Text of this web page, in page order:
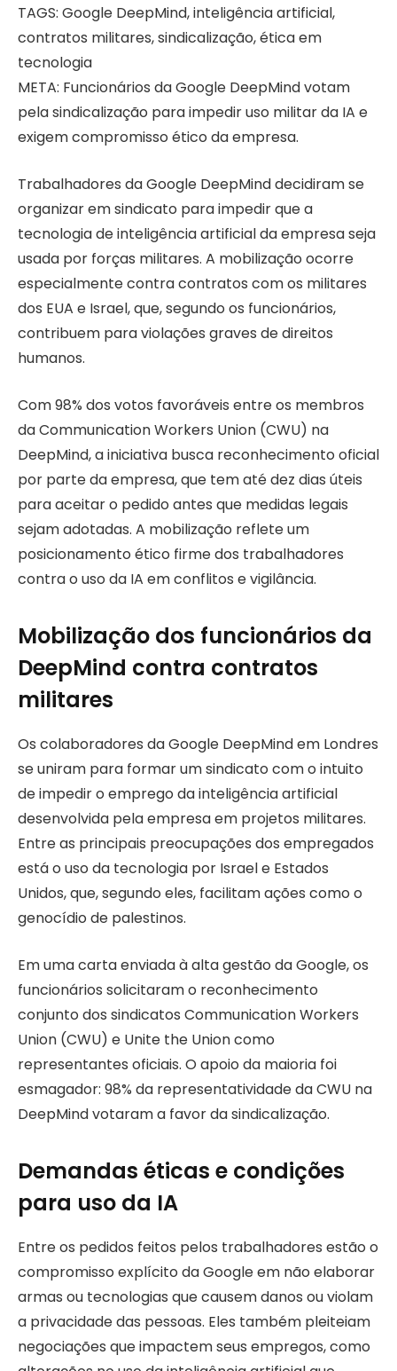
TAGS: Google DeepMind, inteligência artificial,
contratos militares, sindicalização, ética em
tecnologia
META: Funcionários da Google DeepMind votam
pela sindicalização para impedir uso militar da IA e
exigem compromisso ético da empresa.
Trabalhadores da Google DeepMind decidiram se
organizar em sindicato para impedir que a
tecnologia de inteligência artificial da empresa seja
usada por forças militares. A mobilização ocorre
especialmente contra contratos com os militares
dos EUA e Israel, que, segundo os funcionários,
contribuem para violações graves de direitos
humanos.
Com 98% dos votos favoráveis entre os membros
da Communication Workers Union (CWU) na
DeepMind, a iniciativa busca reconhecimento oficial
por parte da empresa, que tem até dez dias úteis
para aceitar o pedido antes que medidas legais
sejam adotadas. A mobilização reflete um
posicionamento ético firme dos trabalhadores
contra o uso da IA em conflitos e vigilância.
Mobilização dos funcionários da
DeepMind contra contratos
militares
Os colaboradores da Google DeepMind em Londres
se uniram para formar um sindicato com o intuito
de impedir o emprego da inteligência artificial
desenvolvida pela empresa em projetos militares.
Entre as principais preocupações dos empregados
está o uso da tecnologia por Israel e Estados
Unidos, que, segundo eles, facilitam ações como o
genocídio de palestinos.
Em uma carta enviada à alta gestão da Google, os
funcionários solicitaram o reconhecimento
conjunto dos sindicatos Communication Workers
Union (CWU) e Unite the Union como
representantes oficiais. O apoio da maioria foi
esmagador: 98% da representatividade da CWU na
DeepMind votaram a favor da sindicalização.
Demandas éticas e condições
para uso da IA
Entre os pedidos feitos pelos trabalhadores estão o
compromisso explícito da Google em não elaborar
armas ou tecnologias que causem danos ou violam
a privacidade das pessoas. Eles também pleiteiam
negociações que impactem seus empregos, como